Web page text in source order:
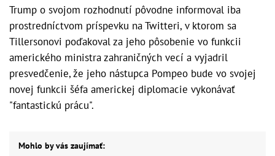
Trump o svojom rozhodnutí pôvodne informoval iba
prostredníctvom príspevku na Twitteri, v ktorom sa
Tillersonovi poďakoval za jeho pôsobenie vo funkcii
amerického ministra zahraničných vecí a vyjadril
presvedčenie, že jeho nástupca Pompeo bude vo svojej
novej funkcii šéfa americkej diplomacie vykonávať
"fantastickú prácu".
Mohlo by vás zaujímať: